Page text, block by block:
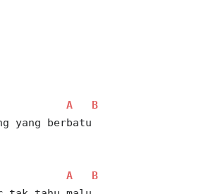
A
B
yang berbatu
A
B